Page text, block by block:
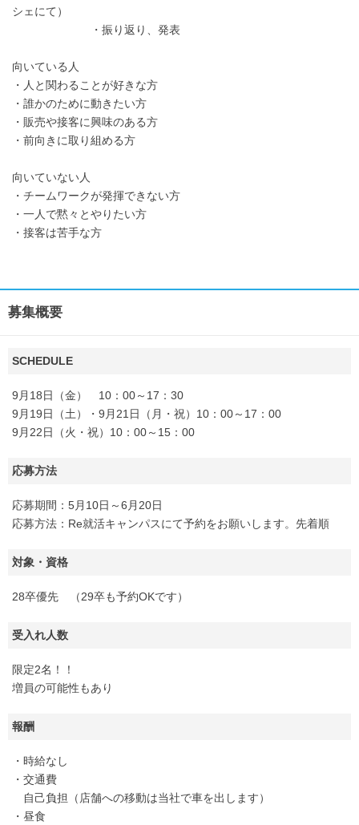
シェにて）
・振り返り、発表
向いている人
・人と関わることが好きな方
・誰かのために動きたい方
・販売や接客に興味のある方
・前向きに取り組める方
向いていない人
・チームワークが発揮できない方
・一人で黙々とやりたい方
・接客は苦手な方
募集概要
SCHEDULE
9月18日（金） 10：00～17：30
9月19日（土）・9月21日（月・祝）10：00～17：00
9月22日（火・祝）10：00～15：00
応募方法
応募期間：5月10日～6月20日
応募方法：Re就活キャンパスにて予約をお願いします。先着順
対象・資格
28卒優先 （29卒も予約OKです）
受入れ人数
限定2名！！
増員の可能性もあり
報酬
・時給なし
・交通費
自己負担（店舗への移動は当社で車を出します）
・昼食